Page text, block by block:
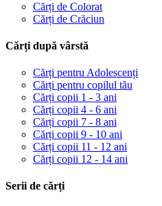
Cărți de Colorat
Cărți de Crăciun
Cărți după vârstă
Cărți pentru Adolescenți
Cărți pentru copilul tău
Cărți copii 1 - 3 ani
Cărți copii 4 - 6 ani
Cărți copii 7 - 8 ani
Cărți copii 9 - 10 ani
Cărți copii 11 - 12 ani
Cărți copii 12 - 14 ani
Serii de cărți